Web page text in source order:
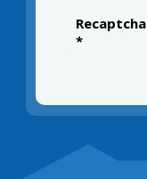
Recaptcha
*